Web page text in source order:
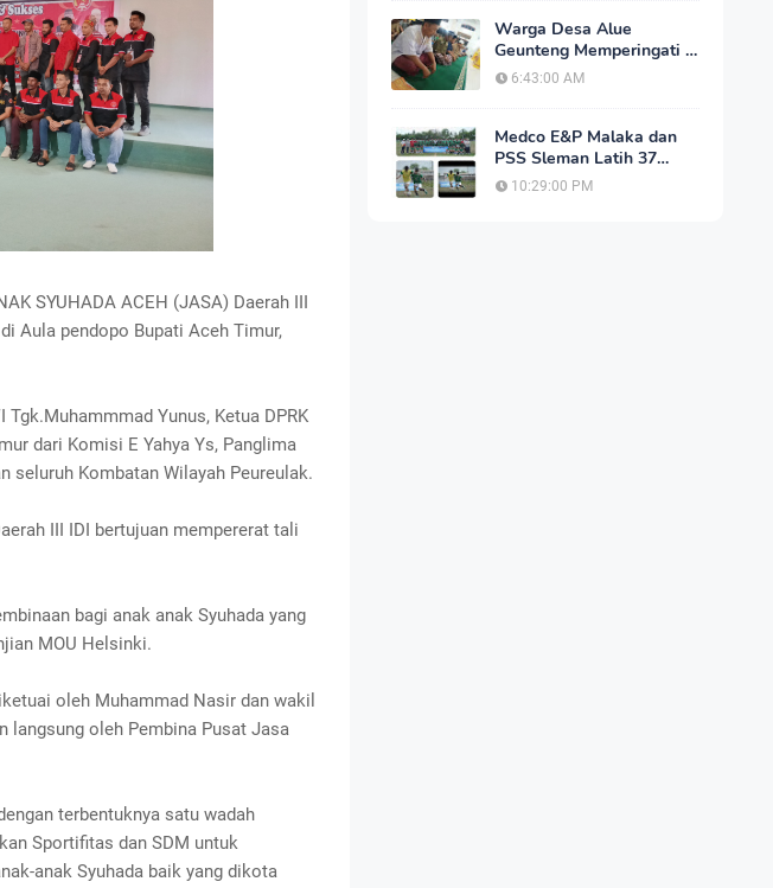
SYUHADA ACEH (JASA) Daerah III
Aula pendopo Bupati Aceh Timur,
Yunus, Ketua DPRK
dari Komisi E Yahya Ys, Panglima
seluruh Kombatan Wilayah Peureulak.
III IDI bertujuan mempererat tali
bagi anak anak Syuhada yang
MOU Helsinki.
oleh Muhammad Nasir dan wakil
langsung oleh Pembina Pusat Jasa
terbentuknya satu wadah
Sportifitas dan SDM untuk
anak Syuhada baik yang dikota
Warga Desa Alue
Geunteng Memperingati 1
Muharram, Dengan Do'a
6:43:00 AM
Medco E&P Malaka dan
PSS Sleman Latih 37
Pesepak Bola Muda dan
10:29:00 PM